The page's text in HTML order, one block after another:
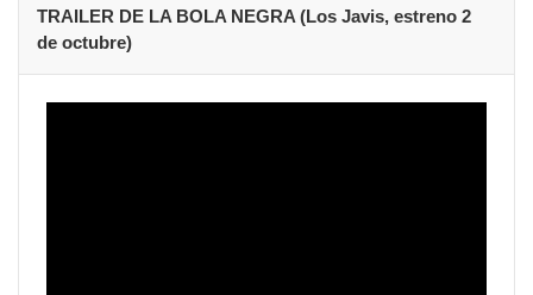
TRAILER DE LA BOLA NEGRA (Los Javis, estreno 2
de octubre)